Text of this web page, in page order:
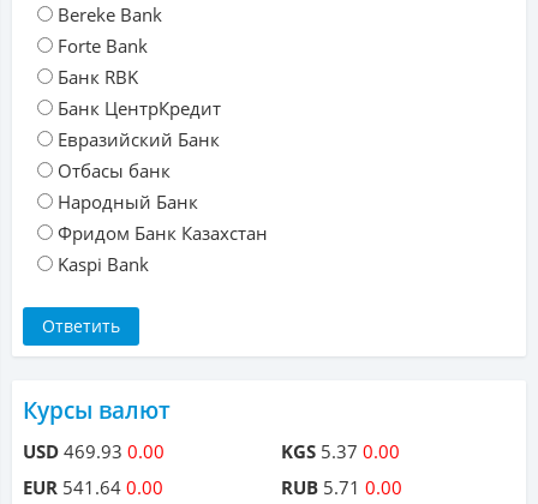
Bereke Bank
Forte Bank
Банк RBK
Банк ЦентрКредит
Евразийский Банк
Отбасы банк
Народный Банк
Фридом Банк Казахстан
Kaspi Bank
Курсы валют
USD 469.93 0.00
EUR 541.64 0.00
KGS 5.37 0.00
RUB 5.71 0.00